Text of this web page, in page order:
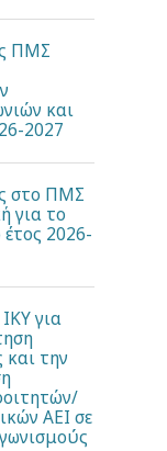
ΠΜΣ
και
2027
στο ΠΜΣ
για το
2026-
για
την
ΑΕΙ σε